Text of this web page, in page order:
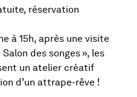
réservation
à 15h, après une visite
des songes », les
un atelier créatif
d’un attrape-rêve !